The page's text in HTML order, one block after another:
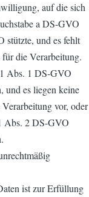
auf die sich
a DS-GVO
stützte, und es fehlt
die Verarbeitung.
Abs. 1 DS-GVO
und es liegen keine
vor, oder
Abs. 2 DS-GVO
ist zur Erfüllung